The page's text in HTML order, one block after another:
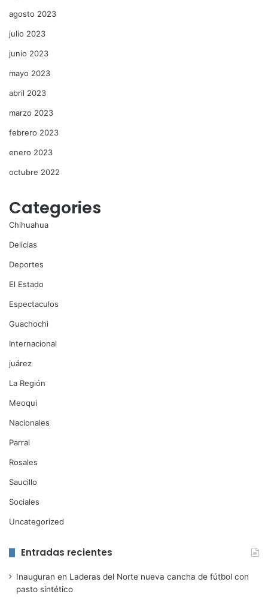
agosto 2023
julio 2023
junio 2023
mayo 2023
abril 2023
marzo 2023
febrero 2023
enero 2023
octubre 2022
Categories
Chihuahua
Delicias
Deportes
El Estado
Espectaculos
Guachochi
Internacional
juárez
La Región
Meoqui
Nacionales
Parral
Rosales
Saucillo
Sociales
Uncategorized
Entradas recientes
Inauguran en Laderas del Norte nueva cancha de fútbol con
pasto sintético